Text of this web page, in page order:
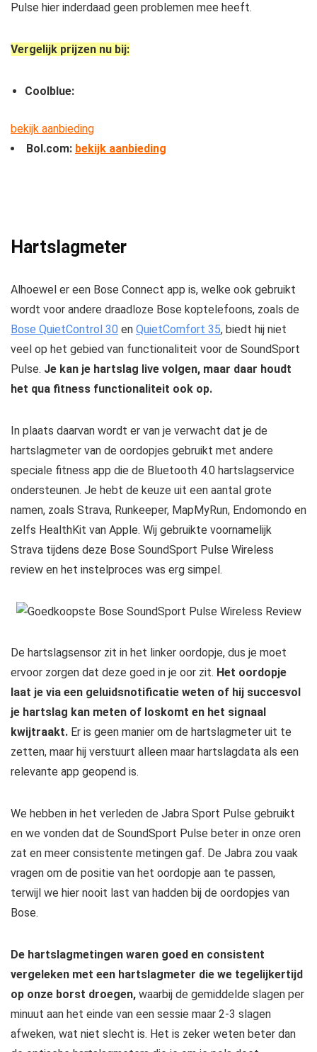
Pulse hier inderdaad geen problemen mee heeft.
Vergelijk prijzen nu bij:
Coolblue:
bekijk aanbieding
Bol.com: bekijk aanbieding
Hartslagmeter
Alhoewel er een Bose Connect app is, welke ook gebruikt
wordt voor andere draadloze Bose koptelefoons, zoals de
Bose QuietControl 30 en QuietComfort 35, biedt hij niet
veel op het gebied van functionaliteit voor de SoundSport
Pulse. Je kan je hartslag live volgen, maar daar houdt
het qua fitness functionaliteit ook op.
In plaats daarvan wordt er van je verwacht dat je de
hartslagmeter van de oordopjes gebruikt met andere
speciale fitness app die de Bluetooth 4.0 hartslagservice
ondersteunen. Je hebt de keuze uit een aantal grote
namen, zoals Strava, Runkeeper, MapMyRun, Endomondo en
zelfs HealthKit van Apple. Wij gebruikte voornamelijk
Strava tijdens deze Bose SoundSport Pulse Wireless
review en het instelproces was erg simpel.
De hartslagsensor zit in het linker oordopje, dus je moet
ervoor zorgen dat deze goed in je oor zit. Het oordopje
laat je via een geluidsnotificatie weten of hij succesvol
je hartslag kan meten of loskomt en het signaal
kwijtraakt. Er is geen manier om de hartslagmeter uit te
zetten, maar hij verstuurt alleen maar hartslagdata als een
relevante app geopend is.
We hebben in het verleden de Jabra Sport Pulse gebruikt
en we vonden dat de SoundSport Pulse beter in onze oren
zat en meer consistente metingen gaf. De Jabra zou vaak
vragen om de positie van het oordopje aan te passen,
terwijl we hier nooit last van hadden bij de oordopjes van
Bose.
De hartslagmetingen waren goed en consistent
vergeleken met een hartslagmeter die we tegelijkertijd
op onze borst droegen, waarbij de gemiddelde slagen per
minuut aan het einde van een sessie maar 2-3 slagen
afweken, wat niet slecht is. Het is zeker weten beter dan